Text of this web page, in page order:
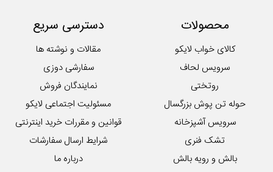
محصولات
کالای خواب لایکو
سرویس لحاف
روتختی
حوله تن پوش بزرگسال
سرویس آشپزخانه
تشک فنری
بالش و رویه بالش
دسترسی سریع
مقالات و نوشته ها
سفارشی دوزی
نمایندگان فروش
مسئولیت اجتماعی لایکو
قوانین و مقررات خرید اینترنتی
شرایط ارسال سفارشات
درباره ما